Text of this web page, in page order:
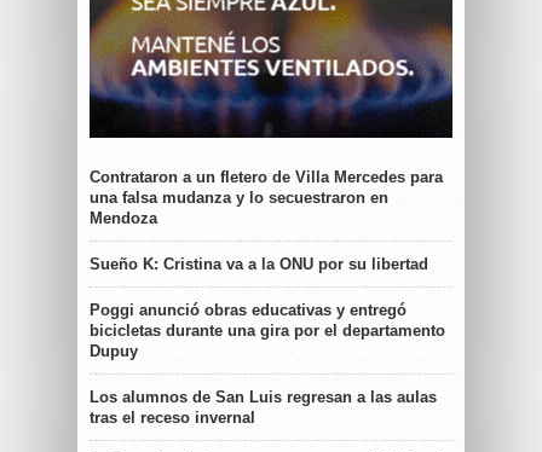
Contrataron a un fletero de Villa Mercedes para
una falsa mudanza y lo secuestraron en
Mendoza
Sueño K: Cristina va a la ONU por su libertad
Poggi anunció obras educativas y entregó
bicicletas durante una gira por el departamento
Dupuy
Los alumnos de San Luis regresan a las aulas
tras el receso invernal